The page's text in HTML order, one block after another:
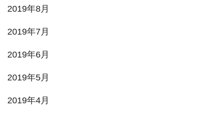
2019年8月
2019年7月
2019年6月
2019年5月
2019年4月